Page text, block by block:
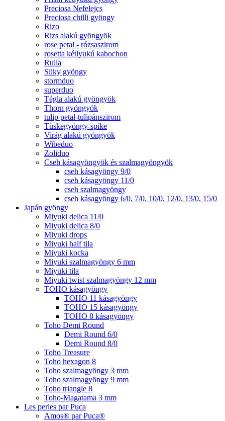
Preciosa Nefelejcs
Preciosa chilli gyöngy
Rizo
Rizs alakú gyöngyök
rose petal - rózsaszirom
rosetta kétlyukú kabochon
Rulla
Silky gyöngy
stormduo
superduo
Tégla alakú gyöngyök
Thorn gyöngyök
tulip petal-tulipánszirom
Tüskegyöngy-spike
Virág alakú gyöngyök
Wibeduo
Zoliduo
Cseh kásagyöngyök és szalmagyöngyök
cseh kásagyöngy 9/0
cseh kásagyöngy 11/0
cseh szalmagyöngy
cseh kásagyöngy 6/0, 7/0, 10/0, 12/0, 13/0, 15/0
Japán gyöngy
Miyuki delica 11/0
Miyuki delica 8/0
Miyuki drops
Miyuki half tila
Miyuki kocka
Miyuki szalmagyöngy 6 mm
Miyuki tila
Miyuki twist szalmagyöngy 12 mm
TOHO kásagyöngy
TOHO 11 kásagyöngy
TOHO 15 kásagyöngy
TOHO 8 kásagyöngy
Toho Demi Round
Demi Round 6/0
Demi Round 8/0
Toho Treasure
Toho hexagon 8
Toho szalmagyöngy 3 mm
Toho szalmagyöngy 9 mm
Toho triangle 8
Toho-Magatama 3 mm
Les perles par Puca
Amos® par Puca®